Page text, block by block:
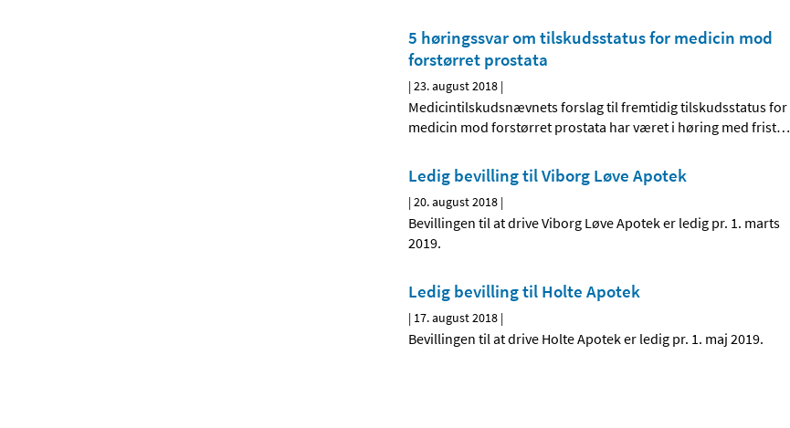
5 høringssvar om tilskudsstatus for medicin mod
forstørret prostata
|23. august 2018 |
Medicintilskudsnævnets forslag til fremtidig tilskudsstatus for
medicin mod forstørret prostata har været i høring med frist…
Ledig bevilling til Viborg Løve Apotek
|20. august 2018 |
Bevillingen til at drive Viborg Løve Apotek er ledig pr. 1. marts
2019.
Ledig bevilling til Holte Apotek
| 17. august 2018 |
Bevillingen til at drive Holte Apotek er ledig pr. 1. maj 2019.